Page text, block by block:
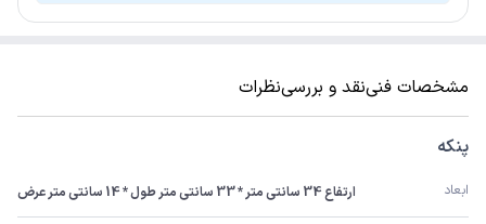
مشخصات فنینقد و بررسینظرات
پنکه
ابعاد ارتفاع 34 سانتی متر * 33 سانتی متر طول * 14 سانتی متر عرض